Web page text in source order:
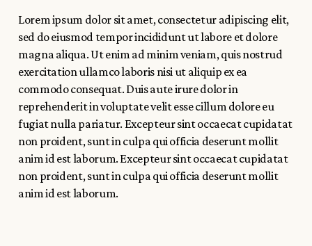
Lorem ipsum dolor sit amet, consectetur adipiscing elit,
sed do eiusmod tempor incididunt ut labore et dolore
magna aliqua. Ut enim ad minim veniam, quis nostrud
exercitation ullamco laboris nisi ut aliquip ex ea
commodo consequat. Duis aute irure dolor in
reprehenderit in voluptate velit esse cillum dolore eu
fugiat nulla pariatur. Excepteur sint occaecat cupidatat
non proident, sunt in culpa qui officia deserunt mollit
anim id est laborum. Excepteur sint occaecat cupidatat
non proident, sunt in culpa qui officia deserunt mollit
anim id est laborum.